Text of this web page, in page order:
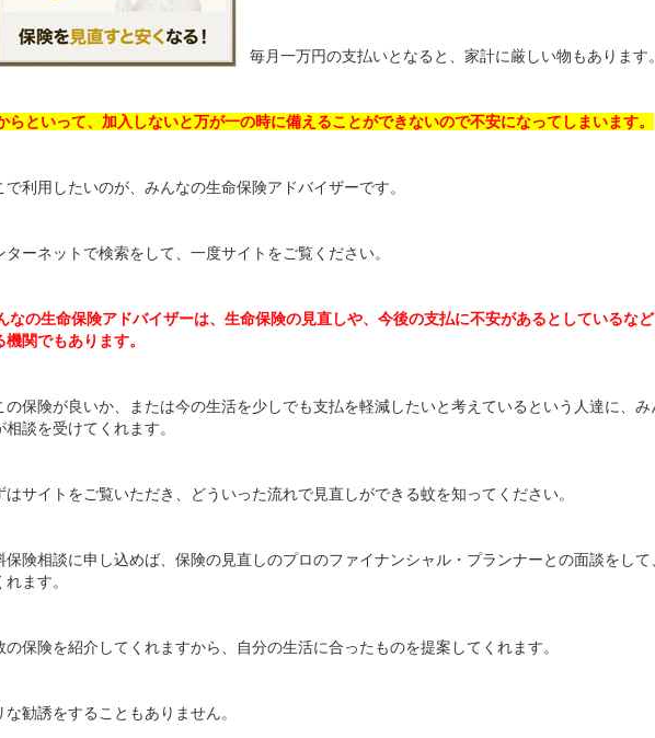
毎月一万円の支払いとなると、家計に厳しい物もあります
らといって、加入しないと万が一の時に備えることができないので不安になってしまいます。
で利用したいのが、みんなの生命保険アドバイザーです。
ターネットで検索をして、一度サイトをご覧ください。
なの生命保険アドバイザーは、生命保険の見直しや、今後の支払に不安があるとしているな
機関でもあります。
の保険が良いか、または今の生活を少しでも支払を軽減したいと考えているという人達に、
相談を受けてくれます。
はサイトをご覧いただき、どういった流れで見直しができる蚊を知ってください。
保険相談に申し込めば、保険の見直しのプロのファイナンシャル・プランナーとの面談をし
れます。
の保険を紹介してくれますから、自分の生活に合ったものを提案してくれます。
な勧誘をすることもありません。